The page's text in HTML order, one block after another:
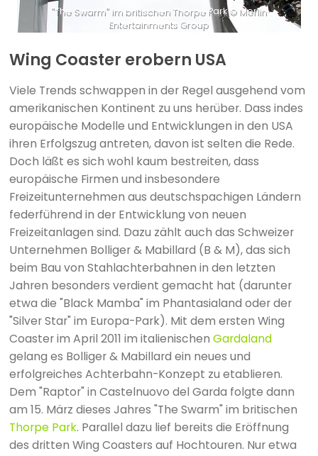
"The Swarm" im britischen Thorpe Park © Merlin
Entertainments Group
Wing Coaster erobern USA
Viele Trends schwappen in der Regel ausgehend vom
amerikanischen Kontinent zu uns herüber. Dass indes
europäische Modelle und Entwicklungen in den USA
ihren Erfolgszug antreten, davon ist selten die Rede.
Doch läßt es sich wohl kaum bestreiten, dass
europäische Firmen und insbesondere
Freizeitunternehmen aus deutschspachigen Ländern
federführend in der Entwicklung von neuen
Freizeitanlagen sind. Dazu zählt auch das Schweizer
Unternehmen Bolliger & Mabillard (B & M), das sich
beim Bau von Stahlachterbahnen in den letzten
Jahren besonders verdient gemacht hat (darunter
etwa die "Black Mamba" im Phantasialand oder der
"Silver Star" im Europa-Park). Mit dem ersten Wing
Coaster im April 2011 im italienischen Gardaland
gelang es Bolliger & Mabillard ein neues und
erfolgreiches Achterbahn-Konzept zu etablieren.
Dem "Raptor" in Castelnuovo del Garda folgte dann
am 15. März dieses Jahres "The Swarm" im britischen
Thorpe Park. Parallel dazu lief bereits die Eröffnung
des dritten Wing Coasters auf Hochtouren. Nur etwa